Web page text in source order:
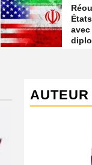
AUTEUR